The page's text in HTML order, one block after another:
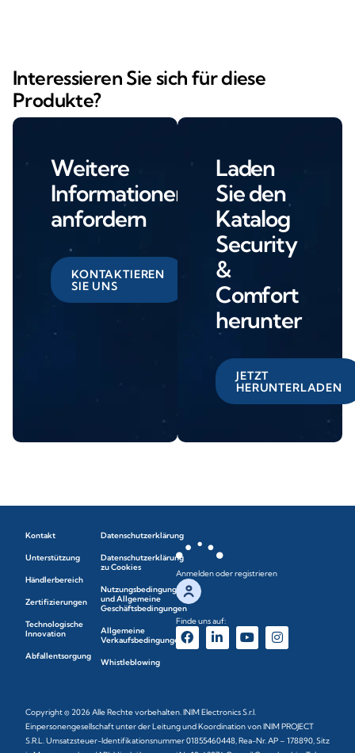
Interessieren Sie sich für diese
Produkte?
Weitere
Informationen
anfordern
KONTAKTIEREN
SIE UNS
Laden
Sie den
Katalog
Security
&
Comfort
herunter
JETZT
HERUNTERLADEN
Kontakt
Unterstützung
Händlerbereich
Zertifizierungen
Technologische
Innovation
Abfallentsorgung
Datenschutzerklärung
Datenschutzerklärung
zu Cookies
Nutzungsbedingungen
und Allgemeine
Geschäftsbedingungen
Allgemeine
Verkaufsbedingungen
Whistleblowing
Anmelden oder registrieren
Finde uns auf:
Copyright © 2026 Alle Rechte vorbehalten. INIM Electronics S.r.l.
Einpersonengesellschaft unter der Leitung und Koordination von INIM PROJECT
S.R.L. Umsatzsteuer-Identifikationsnummer 01855460448, Rea-Nr. AP – 178890, Sitz